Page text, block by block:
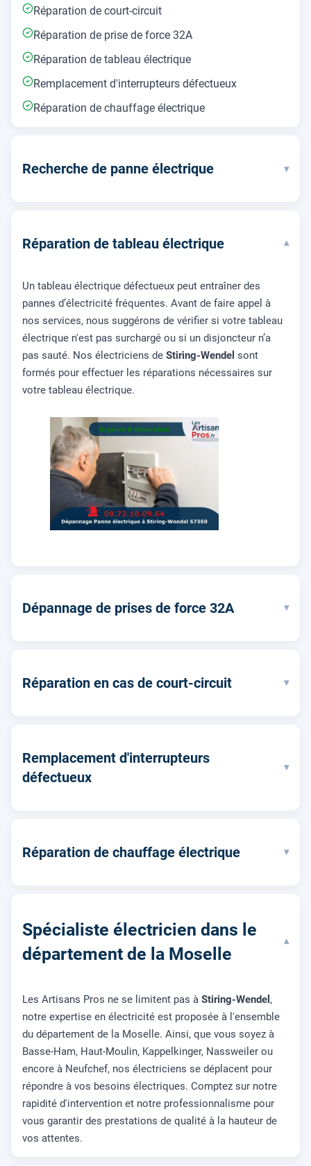
Réparation de court-circuit
Réparation de prise de force 32A
Réparation de tableau électrique
Remplacement d'interrupteurs défectueux
Réparation de chauffage électrique
Recherche de panne électrique ▾
Réparation de tableau électrique ▾
Un tableau électrique défectueux peut entraîner des
pannes d’électricité fréquentes. Avant de faire appel à
nos services, nous suggérons de vérifier si votre tableau
électrique n'est pas surchargé ou si un disjoncteur n’a
pas sauté. Nos électriciens de Stiring-Wendel sont
formés pour effectuer les réparations nécessaires sur
votre tableau électrique.
Dépannage de prises de force 32A ▾
Réparation en cas de court-circuit ▾
Remplacement d'interrupteurs
défectueux
▾
Réparation de chauffage électrique ▾
Spécialiste électricien dans le
département de la Moselle
▾
Les Artisans Pros ne se limitent pas à Stiring-Wendel ,
notre expertise en électricité est proposée à l'ensemble
du département de la Moselle. Ainsi, que vous soyez à
Basse-Ham, Haut-Moulin, Kappelkinger, Nassweiler ou
encore à Neufchef, nos électriciens se déplacent pour
répondre à vos besoins électriques. Comptez sur notre
rapidité d'intervention et notre professionnalisme pour
vous garantir des prestations de qualité à la hauteur de
vos attentes.